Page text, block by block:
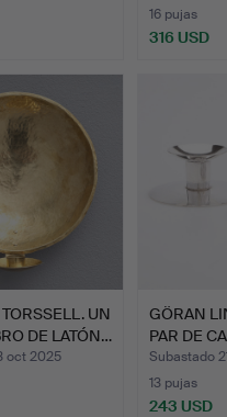
16 pujas
316 USD
UN
DE LATÓN…
oct 2025
GÖRAN
PAR DE
DE P…
Subastado
13 pujas
243 USD